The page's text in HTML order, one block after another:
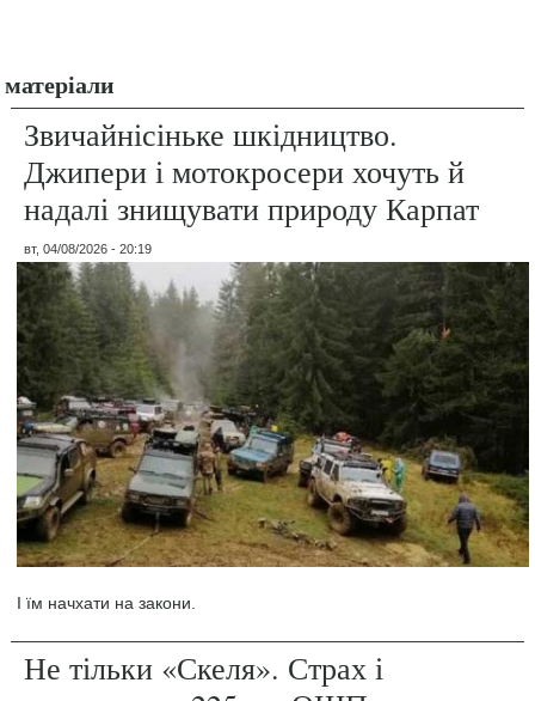
матеріали
Звичайнісіньке шкідництво.
Джипери і мотокросери хочуть й
надалі знищувати природу Карпат
вт, 04/08/2026 - 20:19
І їм начхати на закони.
Не тільки «Скеля». Страх і